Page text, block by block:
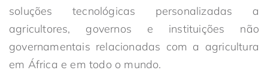
soluções tecnológicas personalizadas a
agricultores, governos e instituições não
governamentais relacionadas com a agricultura
em África e em todo o mundo.